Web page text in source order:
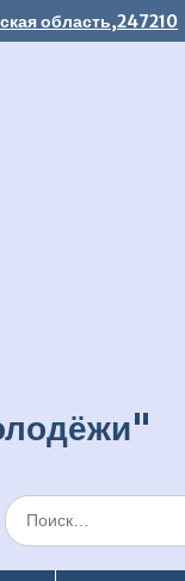
область,247210
Искать: